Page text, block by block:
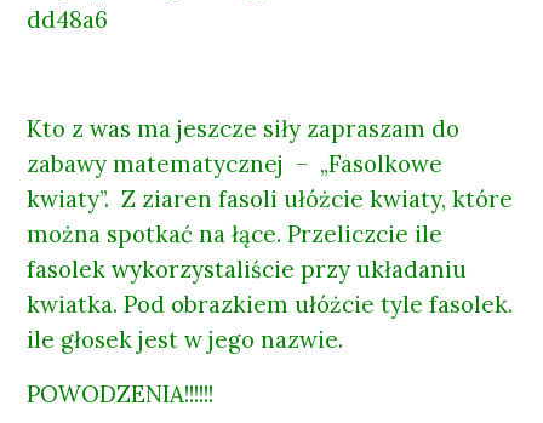
dd48a6
Kto z was ma jeszcze siły zapraszam do
zabawy matematycznej – „Fasolkowe
kwiaty”. Z ziaren fasoli ułóżcie kwiaty, które
można spotkać na łące. Przeliczcie ile
fasolek wykorzystaliście przy układaniu
kwiatka. Pod obrazkiem ułóżcie tyle fasolek.
ile głosek jest w jego nazwie.
POWODZENIA!!!!!!